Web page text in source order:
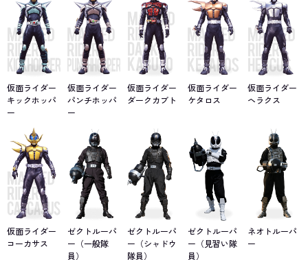
仮面ライダー
キックホッパ
ー
仮面ライダー
パンチホッパ
ー
仮面ライダー
ダークカブト
仮面ライダー
ケタロス
仮面ライダー
ヘラクス
仮面ライダー
コーカサス
ゼクトルーパ
ー（一般隊
員）
ゼクトルーパ
ー（シャドウ
隊員）
ゼクトルーパ
ー（見習い隊
員）
ネオトルーパ
ー